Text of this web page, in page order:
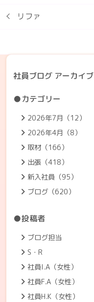
リファ
社員ブログ アーカイブ
●カテゴリー
2026年7月（12）
2026年4月（8）
取材（166）
出張（418）
新入社員（95）
ブログ（620）
●投稿者
ブログ担当
S・R
社員I.A（女性）
社員F.A（女性）
社員H.K（女性）